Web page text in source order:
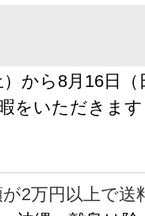
から8月16日
をいただきます
2万円以上で送